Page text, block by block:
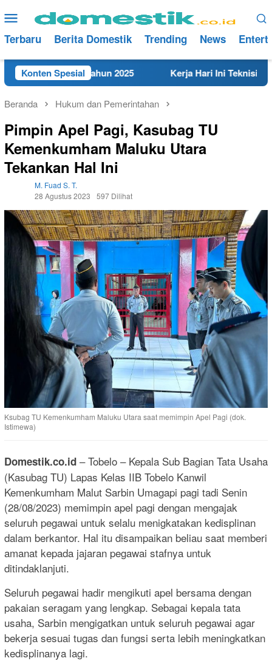
ke
konten
Menu
Mobile
Terbaru Berita Domestik Trending News
Konten Spesial
Rembang Tahun 2025 Kerja Hari Ini Teknisi/Mekanik
Beranda Hukum dan Pemerintahan
Pimpin Apel Pagi, Kasubag TU
Kemenkumham Maluku Utara
Tekankan Hal Ini
M. Fuad S. T.
28 Agustus 2023
597 Dilihat
Ksubag TU Kemenkumham Maluku Utara saat memimpin Apel Pagi (dok.
Istimewa)
Domestik.co.id – Tobelo – Kepala Sub Bagian Tata Usaha
(Kasubag TU) Lapas Kelas IIB Tobelo Kanwil
Kemenkumham Malut Sarbin Umagapi pagi tadi Senin
(28/08/2023) memimpin apel pagi dengan mengajak
seluruh pegawai untuk selalu menigkatakan kedisplinan
dalam berkantor. Hal itu disampaikan beliau saat memberi
amanat kepada jajaran pegawai stafnya untuk
ditindaklanjuti.
Seluruh pegawai hadir mengikuti apel bersama dengan
pakaian seragam yang lengkap. Sebagai kepala tata
usaha, Sarbin mengigatkan untuk seluruh pegawai agar
bekerja sesuai tugas dan fungsi serta lebih meningkatkan
kedisplinanya lagi.